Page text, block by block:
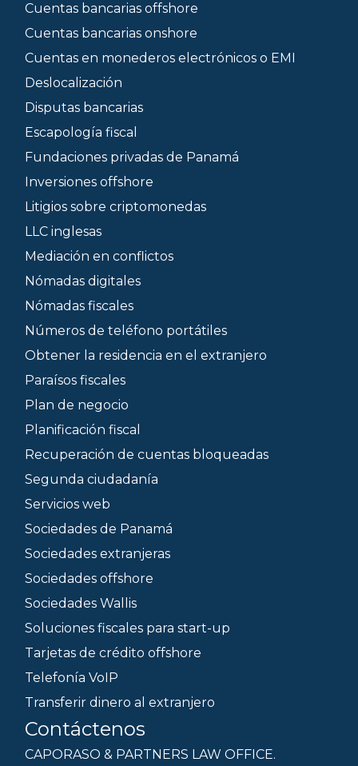
Cuentas bancarias offshore
Cuentas bancarias onshore
Cuentas en monederos electrónicos o EMI
Deslocalización
Disputas bancarias
Escapología fiscal
Fundaciones privadas de Panamá
Inversiones offshore
Litigios sobre criptomonedas
LLC inglesas
Mediación en conflictos
Nómadas digitales
Nómadas fiscales
Números de teléfono portátiles
Obtener la residencia en el extranjero
Paraísos fiscales
Plan de negocio
Planificación fiscal
Recuperación de cuentas bloqueadas
Segunda ciudadanía
Servicios web
Sociedades de Panamá
Sociedades extranjeras
Sociedades offshore
Sociedades Wallis
Soluciones fiscales para start-up
Tarjetas de crédito offshore
Telefonía VoIP
Transferir dinero al extranjero
Contáctenos
CAPORASO & PARTNERS LAW OFFICE.